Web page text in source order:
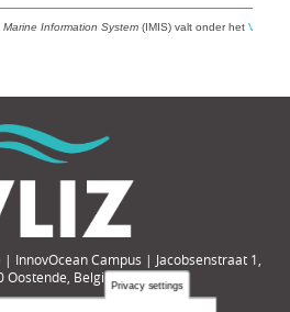
Information System(IMIS) valt onder het VLIZ
InnovOcean Campus | Jacobsenstraat 1,
Oostende, BelgiëPrivacy settings